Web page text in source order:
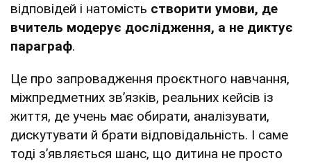
відповідей і натомість створити умови, де
вчитель модерує дослідження, а не диктує
параграф.
Це про запровадження проєктного навчання,
міжпредметних звʼязків, реальних кейсів із
життя, де учень має обирати, аналізувати,
дискутувати й брати відповідальність. І саме
тоді з’являється шанс, що дитина не просто